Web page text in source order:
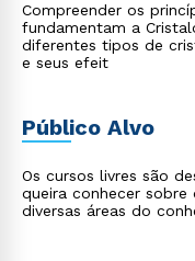
Compreender os
fundamentam a
diferentes tipos de
e seus efeit
Público Alvo
Os cursos livres são
queira conhecer
diversas áreas do